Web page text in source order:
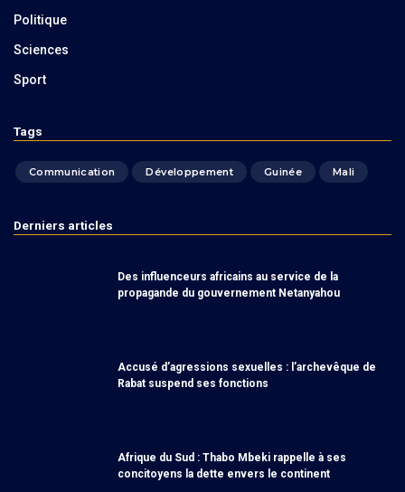
Politique
Sciences
Sport
Tags
Communication Développement Guinée Mali
Derniers articles
Des influenceurs africains au service de la
propagande du gouvernement Netanyahou
Accusé d’agressions sexuelles : l’archevêque de
Rabat suspend ses fonctions
Afrique du Sud : Thabo Mbeki rappelle à ses
concitoyens la dette envers le continent